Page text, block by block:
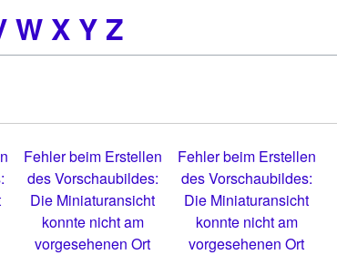
W X Y Z
Fehler beim Erstellen
des Vorschaubildes:
Die Miniaturansicht
konnte nicht am
vorgesehenen Ort
Fehler beim Erstellen
des Vorschaubildes:
Die Miniaturansicht
konnte nicht am
vorgesehenen Ort